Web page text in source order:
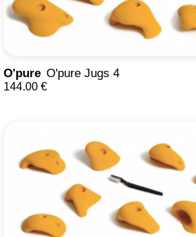
O'pure O'pure Jugs 4
144.00 €